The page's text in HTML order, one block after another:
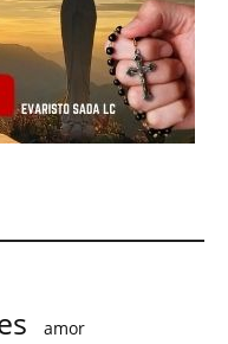
amor